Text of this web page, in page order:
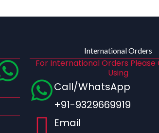
International Orders
For International Orders Please
Using
Call/WhatsApp
+91-9329669919
Email